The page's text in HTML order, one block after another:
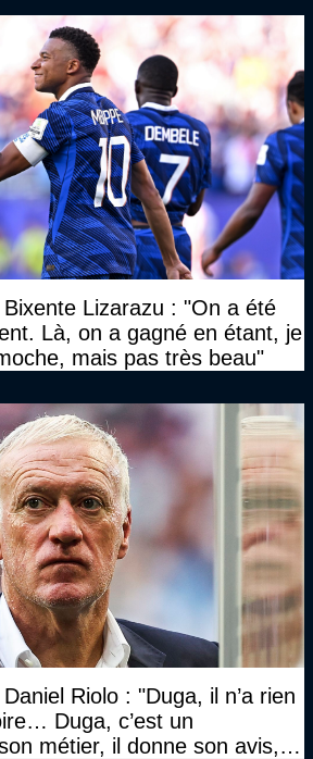
Lizarazu : "On a été
Là, on a gagné en étant, je
mais pas très beau"
Riolo : "Duga, il n’a rien
Duga, c’est un
métier, il donne son avis, et